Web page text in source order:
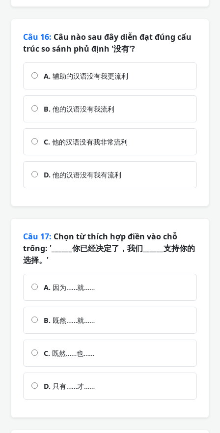
Câu 16: Câu nào sau đây diễn đạt đúng cấu
trúc so sánh phủ định '没有'?
A. 辅助的汉语没有我更流利
B. 他的汉语没有我流利
C. 他的汉语没有我非常流利
D. 他的汉语没有我有流利
Câu 17: Chọn từ thích hợp điền vào chỗ
trống: '______你已经决定了，我们______支持你的
选择。'
A. 因为……就……
B. 既然……就……
C. 既然……也……
D. 只有……才……